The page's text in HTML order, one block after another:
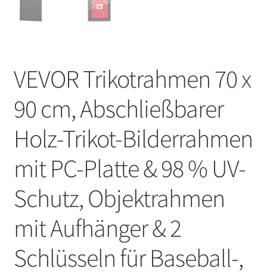
VEVOR Trikotrahmen 70 x
90 cm, Abschließbarer
Holz-Trikot-Bilderrahmen
mit PC-Platte & 98 % UV-
Schutz, Objektrahmen
mit Aufhänger & 2
Schlüsseln für Baseball-,